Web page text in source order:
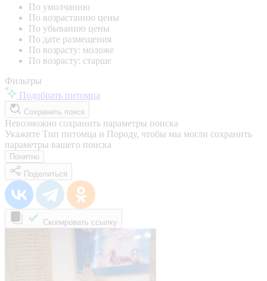
По умолчанию
По возрастанию цены
По убыванию цены
По дате размещения
По возрасту: моложе
По возрасту: старше
Фильтры
Подобрать питомца
Сохранить поиск
Невозможно сохранить параметры поиска
Укажите Тип питомца и Породу, чтобы мы могли сохранить
параметры вашего поиска
Понятно
Поделиться
Скопировать ссылку